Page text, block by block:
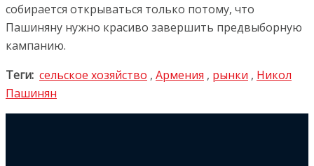
собирается открываться только потому, что
Пашиняну нужно красиво завершить предвыборную
кампанию.
Теги: сельское хозяйство , Армения , рынки , Никол
Пашинян